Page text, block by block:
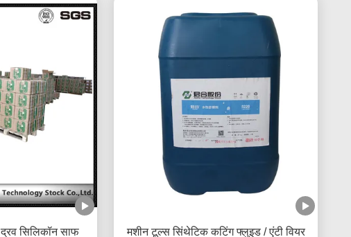
सिलिकॉन साफ
मशीन टूल्स सिंथेटिक कटिंग फ्लुइड / एंटी वियर